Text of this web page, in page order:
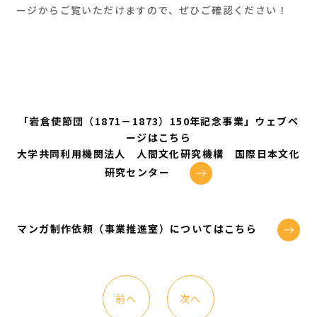
ージからご覧いただけますので、ぜひご確認ください！
「岩倉使節団（1871－1873）150年記念事業」ウェブペ
ージはこちら
大学共同利用機関法人 人間文化研究機構 国際日本文化
研究センター
マンガ制作依頼（事業推進室）についてはこちら
前へ 次へ